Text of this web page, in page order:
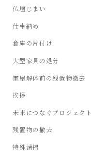
仏壇じまい
仕事納め
倉庫の片付け
大型家具の処分
家屋解体前の残置物撤去
挨拶
未来につなぐプロジェクト
残置物の撤去
特殊清掃